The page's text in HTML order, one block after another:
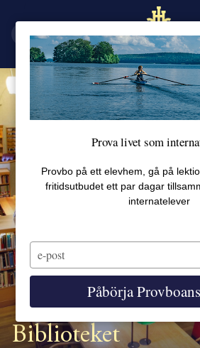
Biblioteket
Prova livet som
Provbo på ett elevhem, gå på
fritidsutbudet ett par dagar
internatelever
your
email
Påbörja